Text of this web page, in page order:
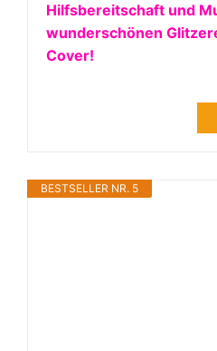
Hilfsbereitschaft und
wunderschönen
Cover!
BESTSELLER NR. 5